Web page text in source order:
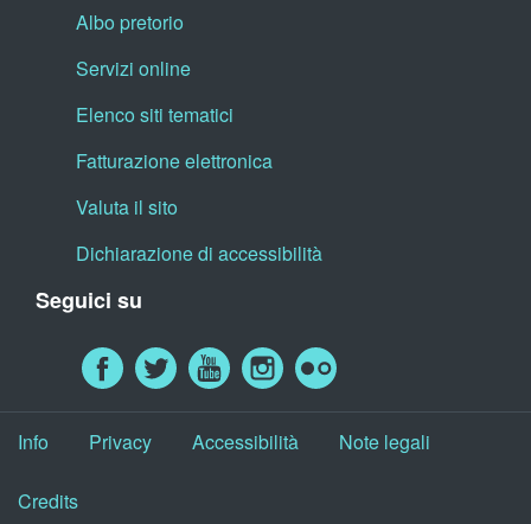
Albo pretorio
Servizi online
Elenco siti tematici
Fatturazione elettronica
Valuta il sito
Dichiarazione di accessibilità
Seguici su
Info Privacy Accessibilità Note legali
Credits